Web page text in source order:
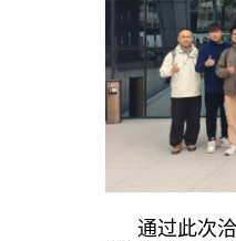
通过此次